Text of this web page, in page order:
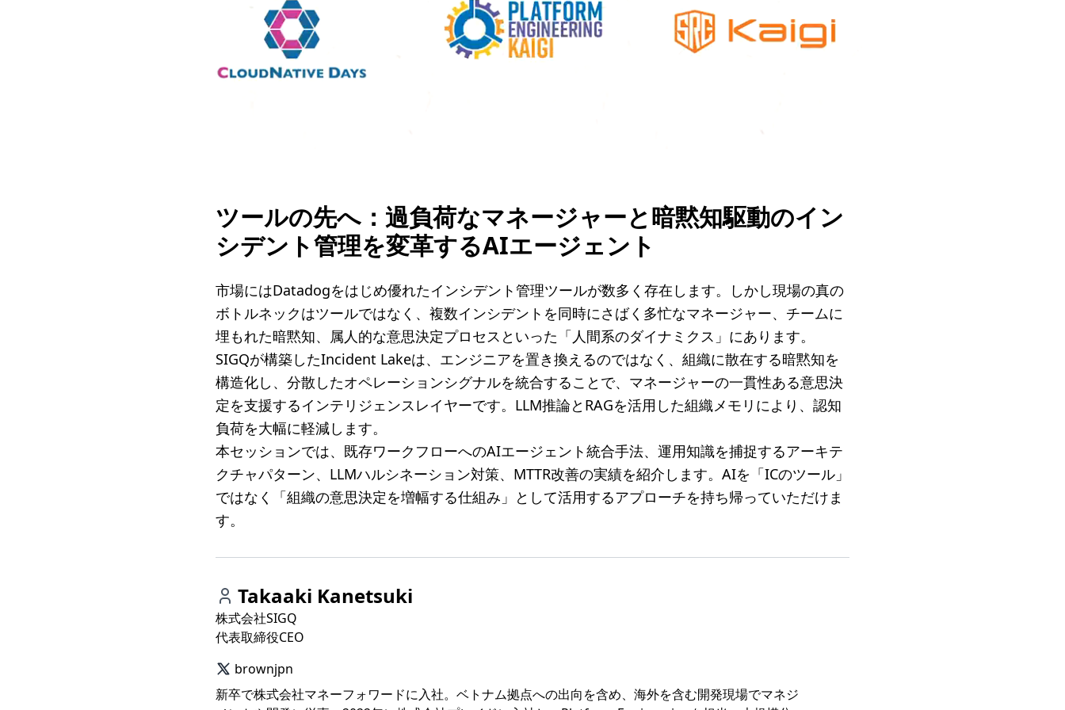
l
a
ツールの先へ：過負荷なマネージャーと暗黙知駆動のイン
シデント管理を変革するAIエージェント
市場にはDatadogをはじめ優れたインシデント管理ツールが数多く存在します。しかし現場の真の
ボトルネックはツールではなく、複数インシデントを同時にさばく多忙なマネージャー、チームに
埋もれた暗黙知、属人的な意思決定プロセスといった「人間系のダイナミクス」にあります。
SIGQが構築したIncident Lakeは、エンジニアを置き換えるのではなく、組織に散在する暗黙知を
構造化し、分散したオペレーションシグナルを統合することで、マネージャーの一貫性ある意思決
定を支援するインテリジェンスレイヤーです。LLM推論とRAGを活用した組織メモリにより、認知
負荷を大幅に軽減します。
本セッションでは、既存ワークフローへのAIエージェント統合手法、運用知識を捕捉するアーキテ
クチャパターン、LLMハルシネーション対策、MTTR改善の実績を紹介します。AIを「ICのツール」
ではなく「組織の意思決定を増幅する仕組み」として活用するアプローチを持ち帰っていただけま
す。
Takaaki Kanetsuki
株式会社SIGQ
代表取締役CEO
brownjpn
新卒で株式会社マネーフォワードに入社。ベトナム拠点への出向を含め、海外を含む開発現場でマネジ